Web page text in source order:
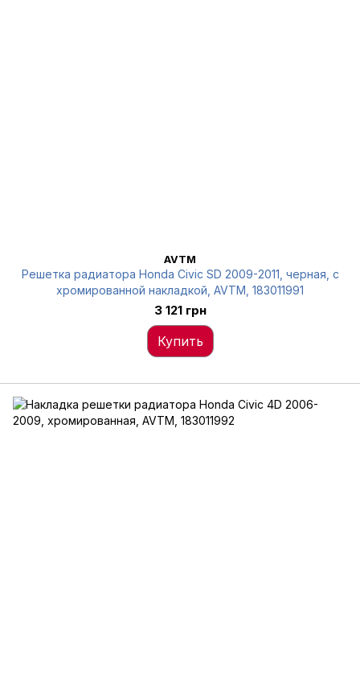
AVTM
Решетка радиатора Honda Civic SD 2009-2011, черная, с
хромированной накладкой, AVTM, 183011991
3 121 грн
Купить